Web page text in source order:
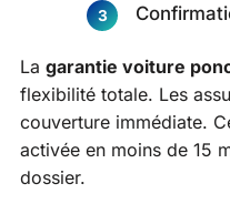
La garantie voiture
flexibilité totale. Les
couverture immédiate.
activée en moins de 15
dossier.